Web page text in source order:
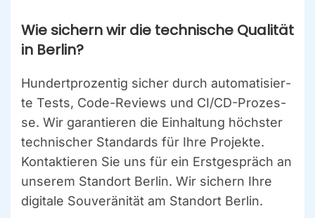
Wie sichern wir die tech­ni­sche Qua­li­tät
in Ber­lin?
Hun­dert­pro­zen­tig sicher durch auto­ma­ti­sier­
te Tests, Code-Reviews und CI/CD-Pro­zes­
se. Wir garan­tie­ren die Ein­hal­tung höchs­ter
tech­ni­scher Stan­dards für Ihre Pro­jek­te.
Kon­tak­tie­ren Sie uns für ein Erst­ge­spräch an
unse­rem Stand­ort Ber­lin. Wir sichern Ihre
digi­ta­le Sou­ve­rä­ni­tät am Stand­ort Ber­lin.